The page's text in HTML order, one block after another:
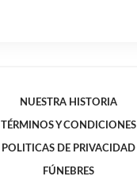
NUESTRA HISTORIA
TÉRMINOS Y CONDICIONES
POLITICAS DE PRIVACIDAD
FÚNEBRES